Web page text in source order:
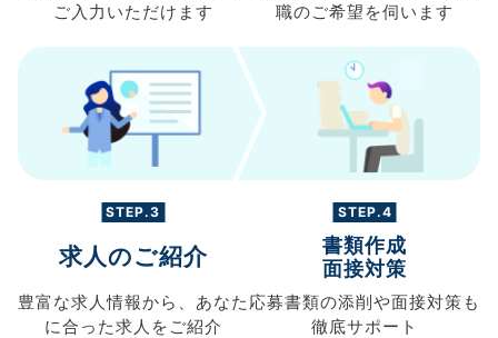
ご入力 いただけます
職のご希望を伺います
STEP.3
求人のご紹介
豊富な求人情報から、 あなた
に合った求人を ご紹介
STEP.4
書類作成
面接対策
応募書類の添削や面接対策も
徹底サポート